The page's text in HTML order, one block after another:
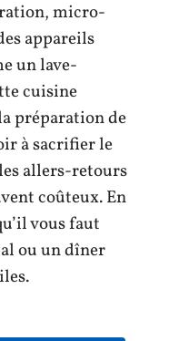
micro-
appareils
un lave-
cuisine
préparation de
à sacrifier le
allers-retours
coûteux. En
vous faut
ou un dîner